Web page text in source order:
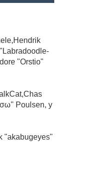
"Orstio"
Poulsen, y
"akabugeyes"